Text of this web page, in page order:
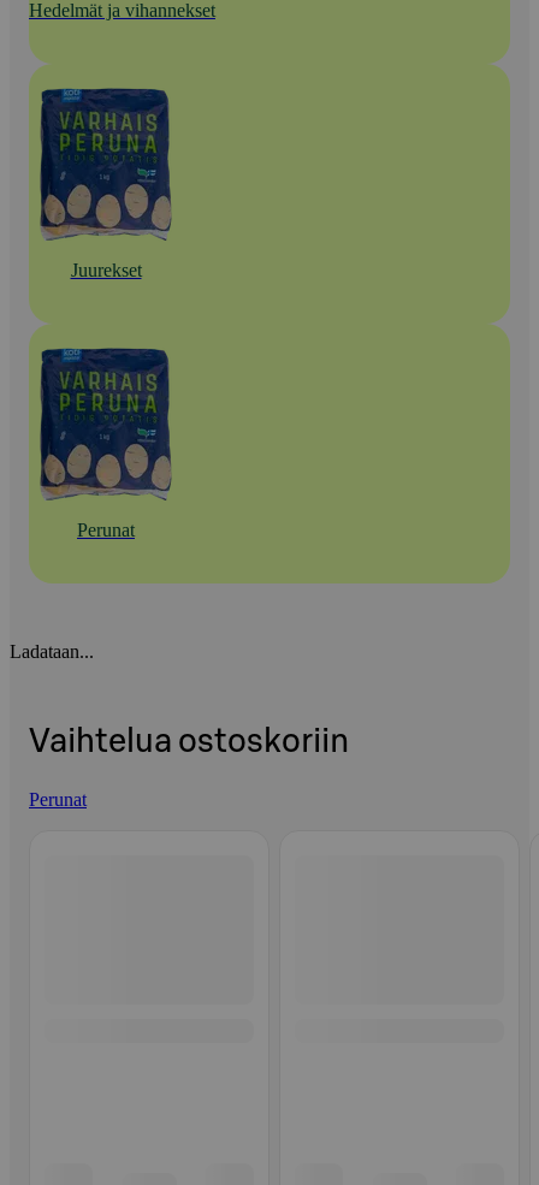
Hedelmät ja vihannekset
Juurekset
Perunat
Ladataan...
Vaihtelua ostoskoriin
Perunat